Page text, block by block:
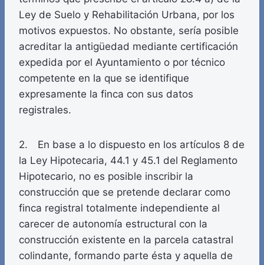
Ley de Suelo y Rehabilitación Urbana, por los
motivos expuestos. No obstante, sería posible
acreditar la antigüedad mediante certificación
expedida por el Ayuntamiento o por técnico
competente en la que se identifique
expresamente la finca con sus datos
registrales.
2. En base a lo dispuesto en los artículos 8 de
la Ley Hipotecaria, 44.1 y 45.1 del Reglamento
Hipotecario, no es posible inscribir la
construcción que se pretende declarar como
finca registral totalmente independiente al
carecer de autonomía estructural con la
construcción existente en la parcela catastral
colindante, formando parte ésta y aquella de